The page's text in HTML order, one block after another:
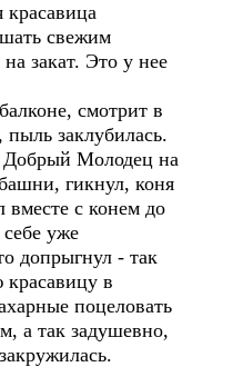
красавица
свежим
закат. Это у нее
смотрит в
заклубилась.
Добрый Молодец на
гикнул, коня
с конем до
уже
допрыгнул - так
красавицу в
поцеловать
а так задушевно,